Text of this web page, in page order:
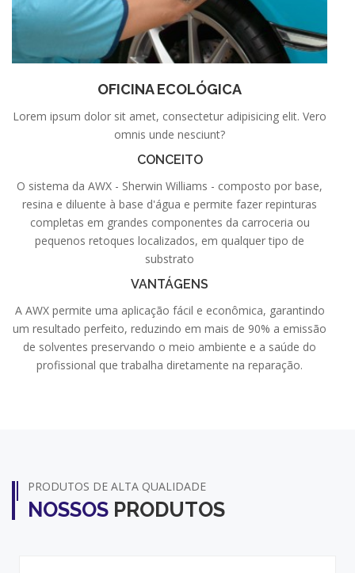
OFICINA ECOLÓGICA
Lorem ipsum dolor sit amet, consectetur adipisicing elit. Vero
omnis unde nesciunt?
CONCEITO
O sistema da AWX - Sherwin Williams - composto por base,
resina e diluente à base d'água e permite fazer repinturas
completas em grandes componentes da carroceria ou
pequenos retoques localizados, em qualquer tipo de
substrato
VANTÁGENS
A AWX permite uma aplicação fácil e econômica, garantindo
um resultado perfeito, reduzindo em mais de 90% a emissão
de solventes preservando o meio ambiente e a saúde do
profissional que trabalha diretamente na reparação.
PRODUTOS DE ALTA QUALIDADE
NOSSOS PRODUTOS